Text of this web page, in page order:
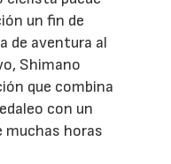
un fin de
de aventura al
Shimano
que combina
con un
horas